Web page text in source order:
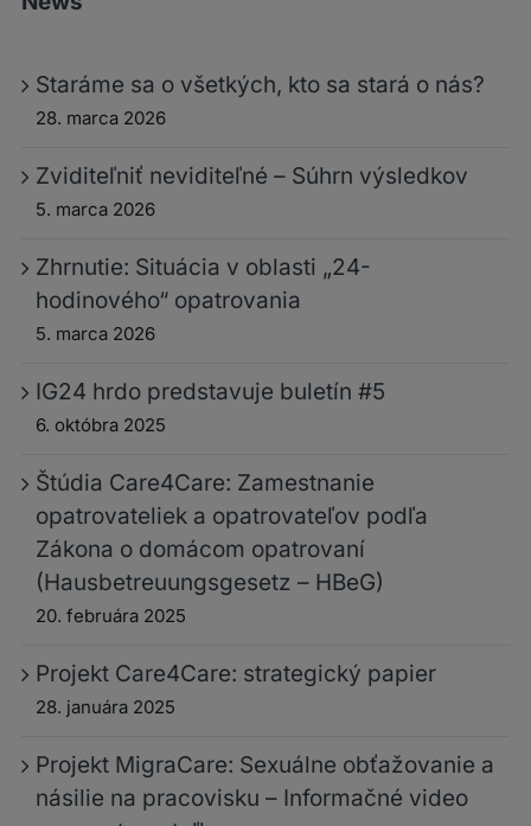
Staráme sa o všetkých, kto sa stará o nás?
28. marca 2026
Zviditeľniť neviditeľné – Súhrn výsledkov
5. marca 2026
Zhrnutie: Situácia v oblasti „24-
hodinového“ opatrovania
5. marca 2026
IG24 hrdo predstavuje buletín #5
6. októbra 2025
Štúdia Care4Care: Zamestnanie
opatrovateliek a opatrovateľov podľa
Zákona o domácom opatrovaní
(Hausbetreuungsgesetz – HBeG)
20. februára 2025
Projekt Care4Care: strategický papier
28. januára 2025
Projekt MigraCare: Sexuálne obťažovanie a
násilie na pracovisku – Informačné video